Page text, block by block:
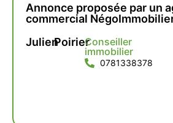
Annonce proposée par un
commercial
JulienPoirierConseiller
immobilier
0781338378